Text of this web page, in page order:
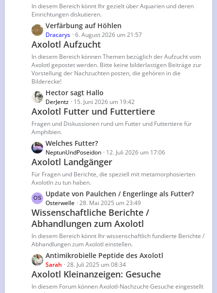
e
t
r
ä
g
e
In diesem Bereich könnt Ihr gezielt über Aquarien und deren
Einrichtungen diskutieren.
L
e
t
z
t
e
B
e
t
r
ä
g
e
Verfärbung auf Höhlen
Dracarys 6. August 2026 um 21:57
Axolotl Aufzucht
In diesem Bereich können Themen bezüglich der Aufzucht vom
Axolotl gepostet werden. Bitte keine bilderlastigen Beiträge zur
Vorstellung der Nachzuchten posten, die gehören in die
Bilderecke!
L
e
t
z
t
e
B
e
i
t
ä
g
e
Hector sagt Hallo
DerJentz 15. Juni 2026 um 19:42
Axolotl Futter und Futtertiere
Fragen und Diskussionen rund um Futter und Futtertiere für
Amphibien.
L
e
t
z
t
e
B
e
i
r
g
e
Welches Futter?
NeptunUndPoseidon 12. Juli 2026 um 17:06
Axolotl Landgänger
Für Fragen und Berichte, die speziell mit metamorphosierten
Axolotln zu tun haben.
L
e
t
z
t
e
B
e
i
r
Update von Paulchen / Engerlinge als Futter?
Osterwelle 28. Mai 2025 um 23:49
Wissenschaftliche Berichte /
Abhandlungen zum Axolotl
In diesem Bereich könnt Ihr wissenschaftlich fundierte Berichte /
Abhandlungen zum Axolotl einstellen.
L
e
t
z
Antimikrobielle Peptide des Axolotl
Sarah 28. Juli 2025 um 08:34
Axolotl Kleinanzeigen: Gesuche
In diesem Forum können Axolotl-Nachzucht-Gesuche eingestellt